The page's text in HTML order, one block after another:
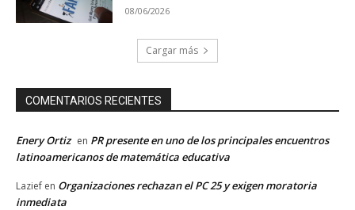
08/06/2026
Cargar más
COMENTARIOS RECIENTES
Enery Ortiz en PR presente en uno de los principales encuentros
latinoamericanos de matemática educativa
Lazief en Organizaciones rechazan el PC 25 y exigen moratoria
inmediata